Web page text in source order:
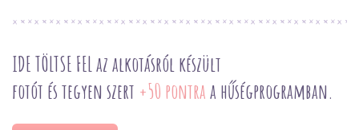
IDE TÖLTSE FEL az alkotásról készült
fotót és tegyen szert +50 pontraa hűségprogramban.